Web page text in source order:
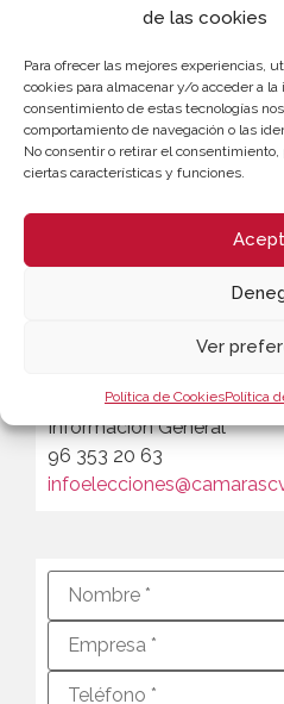
de las cookies
Para ofrecer las mejores experiencias,
cookies para almacenar y/o acceder a
consentimiento de estas tecnologías
comportamiento de navegación o las
No consentir o retirar el
ciertas características y funciones.
Ver
Política de CookiesPolítica
La persona electora que haya
Oficina Electoral
Información General
96 353 20 63